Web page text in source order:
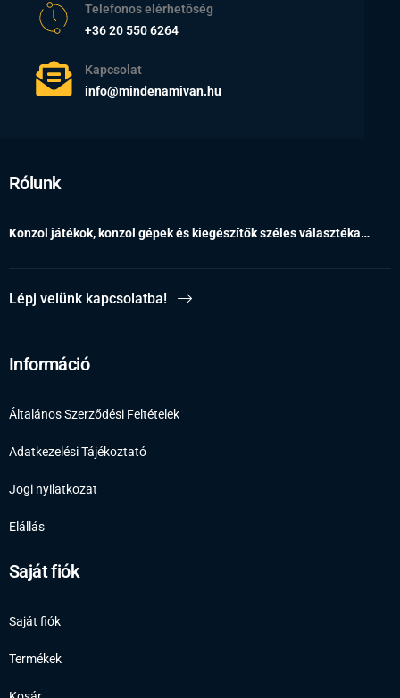
Telefonos elérhetőség
+36 20 550 6264
Kapcsolat
info@mindenamivan.hu
Rólunk
Konzol játékok, konzol gépek és kiegészítők széles választéka…
Lépj velünk kapcsolatba!
Információ
Általános Szerződési Feltételek
Adatkezelési Tájékoztató
Jogi nyilatkozat
Elállás
Saját fiók
Saját fiók
Termékek